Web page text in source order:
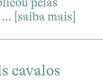
pelas
… [saiba mais]
cavalos